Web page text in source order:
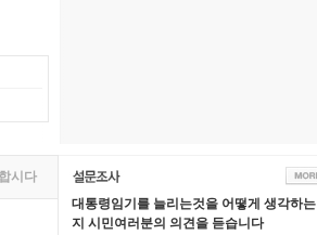
시다
대통령임기를 늘리는것을 어떻게 생각하는
지 시민여러분의 의견을 듣습니다